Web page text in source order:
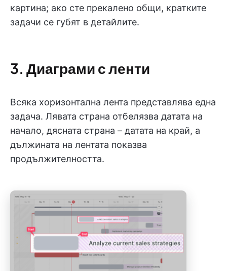
картина; ако сте прекалено общи, кратките
задачи се губят в детайлите.
3. Диаграми с ленти
Всяка хоризонтална лента представлява една
задача. Лявата страна отбелязва датата на
начало, дясната страна – датата на край, а
дължината на лентата показва
продължителността.